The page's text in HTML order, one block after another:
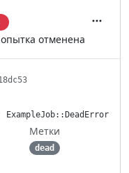
отменена
ExampleJob::DeadError
Метки
dead